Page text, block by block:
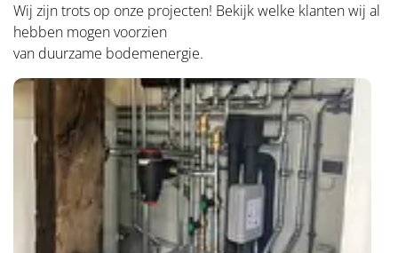
Wij zijn trots op onze projecten! Bekijk welke klanten wij al
hebben mogen voorzien
van duurzame bodemenergie.